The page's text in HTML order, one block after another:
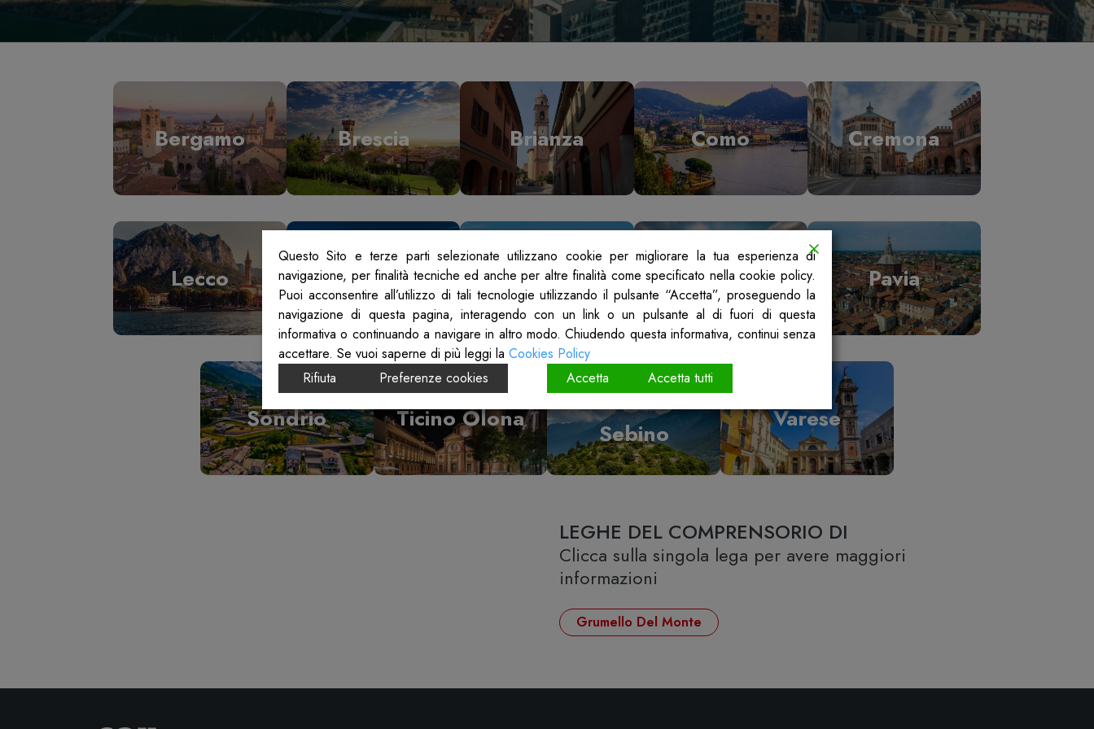
Bergamo Brescia Brianza Como Cremona
Lecco Lodi Mantova Milano Pavia
Sondrio Ticino Olona
Vallecamonica
Sebino
Varese
LEGHE DEL COMPRENSORIO DI
Clicca sulla singola lega per avere maggiori
informazioni
Grumello Del Monte
Questo Sito e terze parti selezionate utilizzano cookie per migliorare la tua esperienza di
navigazione, per finalità tecniche ed anche per altre finalità come specificato nella cookie policy.
Puoi acconsentire all’utilizzo di tali tecnologie utilizzando il pulsante “Accetta”, proseguendo la
navigazione di questa pagina, interagendo con un link o un pulsante al di fuori di questa
informativa o continuando a navigare in altro modo. Chiudendo questa informativa, continui senza
accettare. Se vuoi saperne di più leggi la Cookies Policy
Rifiuta
Preferenze cookies Accetta Accetta tutti